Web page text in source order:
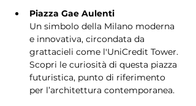
Piazza Gae Aulenti
Un simbolo della Milano moderna
e innovativa, circondata da
grattacieli come l'UniCredit Tower.
Scopri le curiosità di questa piazza
futuristica, punto di riferimento
per l’architettura contemporanea.